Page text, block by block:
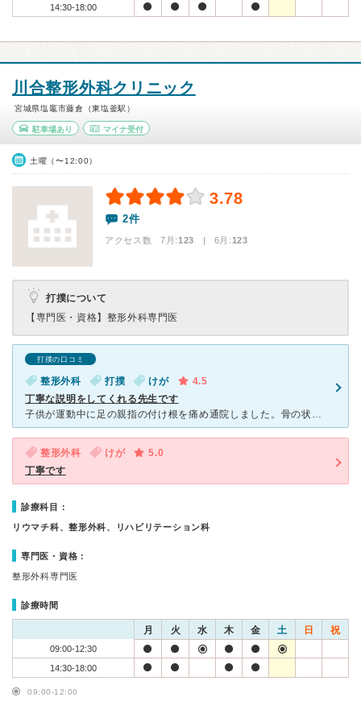
14:30-18:00
川合整形外科クリニック
宮城県塩竈市藤倉（東塩釜駅）
駐車場あり マイナ受付
土曜（〜12:00）
3.78
2件
アクセス数 7月:123 | 6月:123
打撲について
【専門医・資格】 整形外科専門医
打撲の口コミ
整形外科 打撲 けが
4.5
丁寧な説明をしてくれる先生です
子供が運動中に足の親指の付け根を痛め通院しました。骨の状態を確認するために、まずレントゲンを撮影しました。レントゲンを撮影する際の看護師さんはとても優しく、子供もリラックスして撮影台にあがる事ができま
整形外科 けが
5.0
丁寧です
診療科目：
リウマチ科、整形外科、リハビリテーション科
専門医・資格：
整形外科専門医
診療時間
月 火 水 木 金 土 日 祝
09:00-12:30
14:30-18:00
09:00-12:00